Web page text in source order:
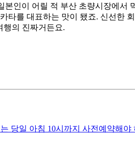
인이 어릴 적 부산 초량시장에서
타를 대표하는 맛이 됐죠. 신선한
행의 진짜거든요.
당일 아침 10시까지 사전예약해야